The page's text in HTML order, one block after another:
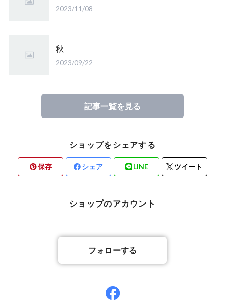
2023/11/08
秋
2023/09/22
記事一覧を見る
ショップをシェアする
保存 シェア LINE ツイート
ショップのアカウント
フォローする